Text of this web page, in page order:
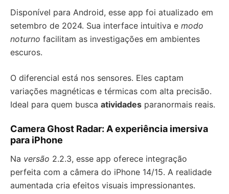
Disponível para Android, esse app foi atualizado em
setembro de 2024. Sua interface intuitiva e modo
noturno facilitam as investigações em ambientes
escuros.
O diferencial está nos sensores. Eles captam
variações magnéticas e térmicas com alta precisão.
Ideal para quem busca atividades paranormais reais.
Camera Ghost Radar: A experiência imersiva
para iPhone
Na versão 2.2.3, esse app oferece integração
perfeita com a câmera do iPhone 14/15. A realidade
aumentada cria efeitos visuais impressionantes.